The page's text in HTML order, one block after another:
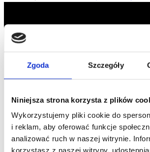
Zgoda Szczegóły
Niniejsza strona korzysta z plików
Wykorzystujemy pliki cookie do
i reklam, aby oferować funkcje
analizować ruch w naszej witrynie.
korzystasz z naszej witryny,
Szpilka
Profil tiktok Czerwona
Profil youtube Czerwona
Szpilka